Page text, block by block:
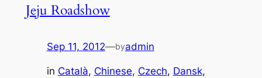
Jeju Roadshow
Sep 11, 2012—byadmin
in Català, Chinese, Czech, Dansk